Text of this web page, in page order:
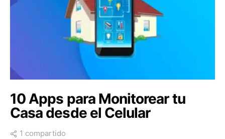
10 Apps para Monitorear tu
Casa desde el Celular
1 compartido